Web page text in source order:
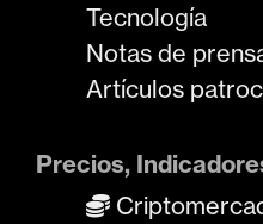
Tecnología
Notas de
Artículos
Precios,